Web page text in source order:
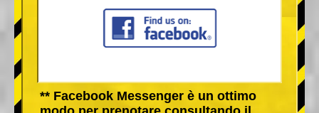
** Facebook Messenger è un ottimo